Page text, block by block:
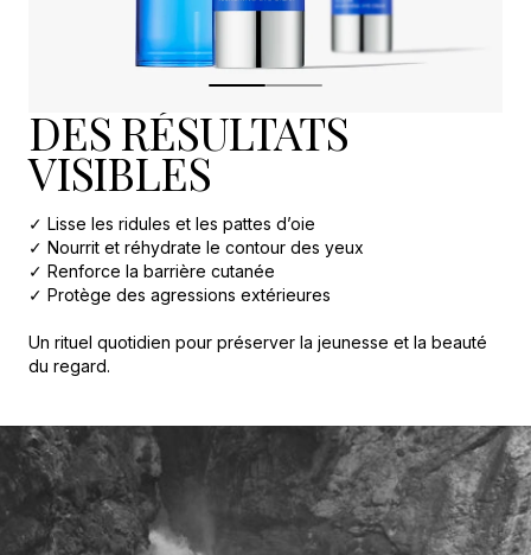
DES RÉSULTATS
VISIBLES
✓ Lisse les ridules et les pattes d’oie
✓ Nourrit et réhydrate le contour des yeux
✓ Renforce la barrière cutanée
✓ Protège des agressions extérieures
Un rituel quotidien pour préserver la jeunesse et la beauté
du regard.